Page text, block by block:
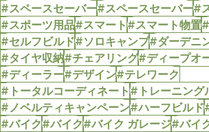
#スペースセーバー#スペースセーバー#
#スポーツ用品#スマート#スマート物置
#セルフビルド#ソロキャンプ#ダーデニ
#タイヤ収納#チェアリング#ディープオ
#ディーラー#デザイン#テレワーク
#トータルコーディネート#トレーニング
#ノベルティキャンペーン#ハーフビルド
#バイク#バイク#バイク ガレージ#バイ